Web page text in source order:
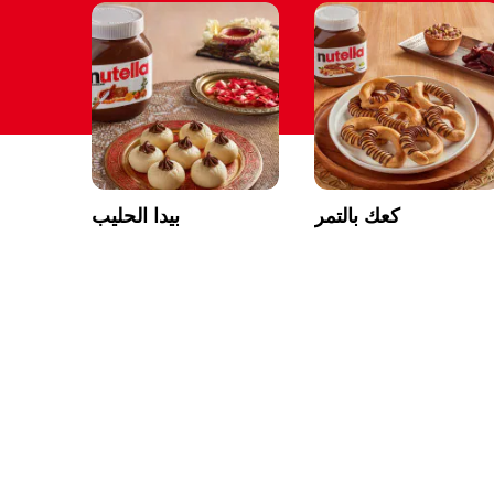
كعك بالتمر بيدا الحليب